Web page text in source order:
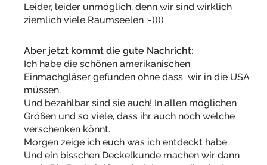
Leider, leider unmöglich, denn wir sind wirklich
ziemlich viele Raumseelen :-))))
Aber jetzt kommt die gute Nachricht:
Ich habe die schönen amerikanischen
Einmachgläser gefunden ohne dass wir in die USA
müssen.
Und bezahlbar sind sie auch! In allen möglichen
Größen und so viele, dass ihr auch noch welche
verschenken könnt.
Morgen zeige ich euch was ich entdeckt habe.
Und ein bisschen Deckelkunde machen wir dann